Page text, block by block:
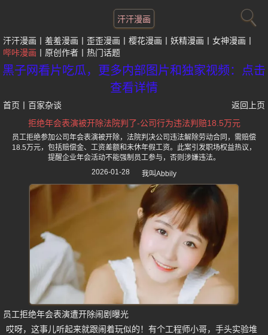
汗汗漫画
汗汗漫画 羞羞漫画 歪歪漫画 樱花漫画 妖精漫画
女神漫画
哔咔漫画
原创作者 热门话题
黑子网看片吃瓜，更多内部图片和独家视频：点击
查看详情
首页 百家杂谈
返回上页
拒绝年会表演被开除法院判了-公司行为违法判赔18.5万元
员工拒绝参加公司年会表演被开除，法院判决公司违法解除劳动合同，需赔偿
18.5万元，包括赔偿金、工资差额和未休年假工资。此案引发职场权益热议，
提醒企业年会活动不能强制员工参与，否则涉嫌违法。
2026-01-28
我叫Abbily
员工拒绝年会表演遭开除闹剧曝光
哎呀，这事儿听起来就跟闹着玩似的！有个工程师小哥，手头实验堆